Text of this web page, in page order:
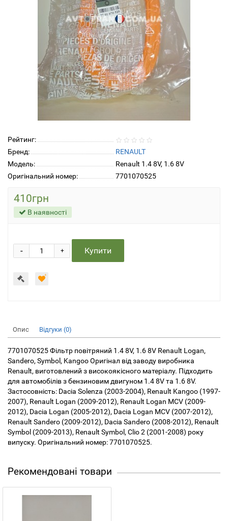
Рейтинг:
Бренд:
RENAULT
Модель:
Renault 1.4 8V, 1.6 8V
Оригінальний номер:
7701070525
410грн
В наявності
+
- Купити
Опис Відгуки (0)
7701070525 Фільтр повітряний 1.4 8V, 1.6 8V Renault Logan,
Sandero, Symbol, Kangoo Оригінал від заводу виробника
Renault, виготовлений з високоякісного матеріалу. Підходить
для автомобілів з бензиновим двигуном 1.4 8V та 1.6 8V.
Застосовність: Dacia Solenza (2003-2004), Renault Kangoo (1997-
2007), Renault Logan (2009-2012), Renault Logan MCV (2009-
2012), Dacia Logan (2005-2012), Dacia Logan MCV (2007-2012),
Renault Sandero (2009-2012), Dacia Sandero (2008-2012), Renault
Symbol (2009-2013), Renault Symbol, Clio 2 (2001-2008) року
випуску. Оригінальний номер: 7701070525.
Рекомендовані товари